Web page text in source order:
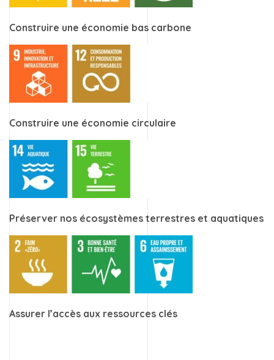
Construire une économie bas carbone
Construire une économie circulaire
Préserver nos écosystèmes terrestres et aquatiques
Assurer l’accès aux ressources clés